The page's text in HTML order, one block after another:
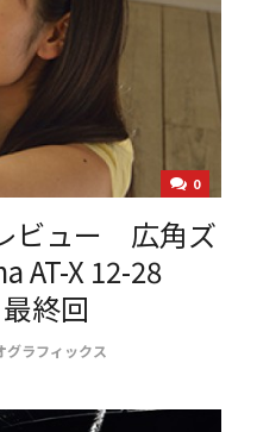
0
ビュー 広角ズ
AT-X 12-28
終回
グラフィックス